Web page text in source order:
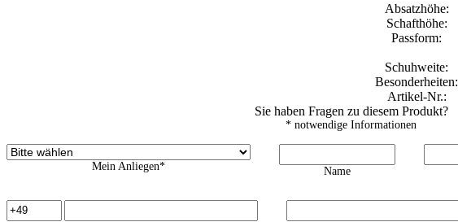
Absatzhöhe:
Schafthöhe:
Passform:
Schuhweite:
Besonderheiten:
Artikel-Nr.:
Sie haben Fragen zu diesem Produkt?
* notwendige Informationen
Mein Anliegen* Name